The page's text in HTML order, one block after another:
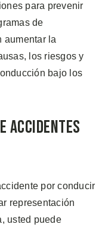
para prevenir
de
aumentar la
los riesgos y
bajo los
Accidentes
por conducir
representación
usted puede